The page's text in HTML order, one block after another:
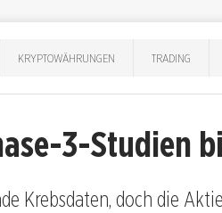
KRYPTOWÄHRUNGEN TRADING
3-Studien
Krebsdaten, doch die